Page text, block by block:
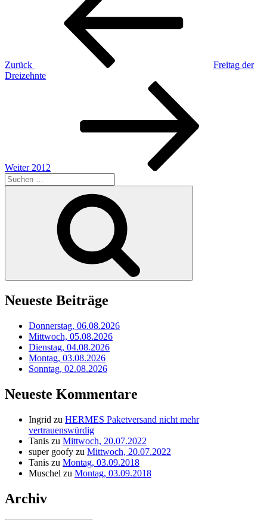
Zurück
Freitag der
Dreizehnte
Weiter 2012
Suchen
nach:
Neueste Beiträge
Donnerstag, 06.08.2026
Mittwoch, 05.08.2026
Dienstag, 04.08.2026
Montag, 03.08.2026
Sonntag, 02.08.2026
Neueste Kommentare
Ingrid zu HERMES Paketversand nicht mehr
vertrauenswürdig
Tanis zu Mittwoch, 20.07.2022
super goofy zu Mittwoch, 20.07.2022
Tanis zu Montag, 03.09.2018
Muschel zu Montag, 03.09.2018
Archiv